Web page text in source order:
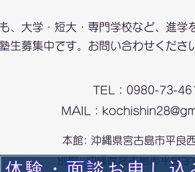
、大学・短大・専門学校など、進学
生募集中です。お問い合わせくださ
TEL：0980-73-
​MAIL：
本館: 沖縄県宮古島市平良
別館: 沖縄県宮古島市平良